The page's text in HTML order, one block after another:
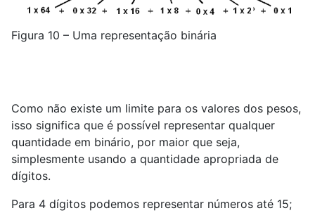
Figura 10 – Uma representação binária
Como não existe um limite para os valores dos pesos,
isso significa que é possível representar qualquer
quantidade em binário, por maior que seja,
simplesmente usando a quantidade apropriada de
dígitos.
Para 4 dígitos podemos representar números até 15;